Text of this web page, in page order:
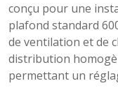
conçu pour une
plafond standard
de ventilation et de
distribution
permettant un